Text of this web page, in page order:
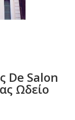
De Salon
Ωδείο